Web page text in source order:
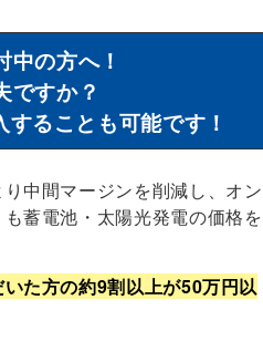
の方へ！
ですか？
することも可能です！
中間マージンを削減し、オン
蓄電池・太陽光発電の価格を
た方の約9割以上が50万円以